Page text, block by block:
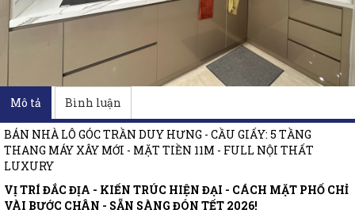
Mô tả Bình luận
BÁN NHÀ LÔ GÓC TRẦN DUY HƯNG - CẦU GIẤY: 5 TẦNG
THANG MÁY XÂY MỚI - MẶT TIỀN 11M - FULL NỘI THẤT
LUXURY
VỊ TRÍ ĐẮC ĐỊA - KIẾN TRÚC HIỆN ĐẠI - CÁCH MẶT PHỐ CHỈ
VÀI BƯỚC CHÂN - SẴN SÀNG ĐÓN TẾT 2026!